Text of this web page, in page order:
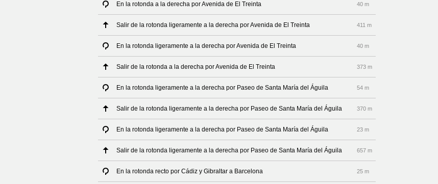
En la rotonda a la derecha por Avenida de El Treinta 40 m
Salir de la rotonda ligeramente a la derecha por Avenida de El Treinta 411 m
En la rotonda ligeramente a la derecha por Avenida de El Treinta 40 m
Salir de la rotonda a la derecha por Avenida de El Treinta 373 m
En la rotonda ligeramente a la derecha por Paseo de Santa María del Águila 54 m
Salir de la rotonda ligeramente a la derecha por Paseo de Santa María del Águila 370 m
En la rotonda ligeramente a la derecha por Paseo de Santa María del Águila 23 m
Salir de la rotonda ligeramente a la derecha por Paseo de Santa María del Águila 657 m
En la rotonda recto por Cádiz y Gibraltar a Barcelona 25 m